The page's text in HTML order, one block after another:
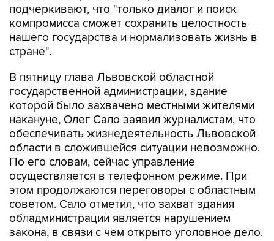
подчеркивают, что "только диалог и поиск
компромисса сможет сохранить целостность
нашего государства и нормализовать жизнь в
стране".
В пятницу глава Львовской областной
государственной администрации, здание
которой было захвачено местными жителями
накануне, Олег Сало заявил журналистам, что
обеспечивать жизнедеятельность Львовской
области в сложившейся ситуации невозможно.
По его словам, сейчас управление
осуществляется в телефонном режиме. При
этом продолжаются переговоры с областным
советом. Сало отметил, что захват здания
обладминистрации является нарушением
закона, в связи с чем открыто уголовное дело.